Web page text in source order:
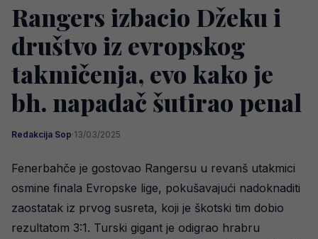
Rangers izbacio Džeku i
društvo iz evropskog
takmičenja, evo kako je
bh. napadač šutirao penal
Redakcija Sop·13/03/2025
Fenerbahče je gostovao Rangersu u revanš utakmici
osmine finala Evropske lige, pokušavajući nadoknaditi
zaostatak iz prvog susreta, koji je škotski tim dobio
rezultatom 3:1. Turski gigant je odigrao hrabru